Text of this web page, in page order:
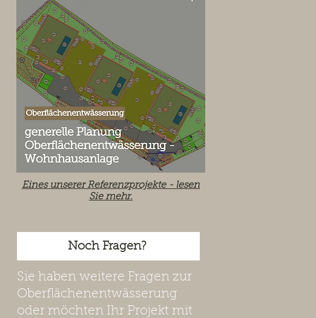
Eines unserer Referenzprojekte - lesen
Sie mehr.
Noch Fragen?
Sie haben weitere Fragen zur
Oberflächenentwässerung
oder möchten Ihr Projekt mit